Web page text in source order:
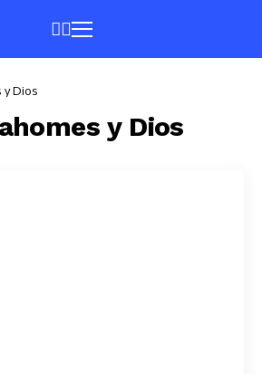
y Dios
y Dios